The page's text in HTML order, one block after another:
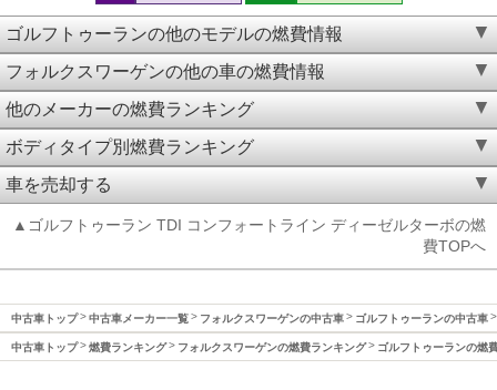
ゴルフトゥーランの他のモデルの燃費情報
フォルクスワーゲンの他の車の燃費情報
他のメーカーの燃費ランキング
ボディタイプ別燃費ランキング
車を売却する
▲ゴルフトゥーラン TDI コンフォートライン ディーゼルターボの燃
費TOPへ
中古車トップ 中古車メーカー一覧 フォルクスワーゲンの中古車 ゴルフトゥーランの中古車
中古車トップ 燃費ランキング フォルクスワーゲンの燃費ランキング ゴルフトゥーランの燃